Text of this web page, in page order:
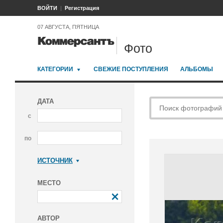
ВОЙТИ Регистрация
07 АВГУСТА, ПЯТНИЦА
Фото
КАТЕГОРИИ СВЕЖИЕ ПОСТУПЛЕНИЯ АЛЬБОМЫ
ДАТА
с
по
ИСТОЧНИК
МЕСТО
АВТОР